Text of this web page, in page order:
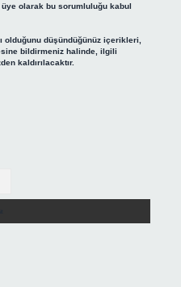
olarak bu sorumluluğu kabul
olduğunu düşündüğünüz içerikleri,
bildirmeniz halinde, ilgili
kaldırılacaktır.